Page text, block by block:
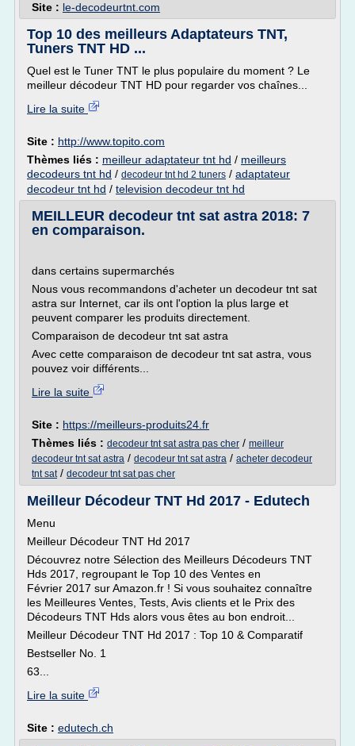
Site : le-decodeurtnt.com
Top 10 des meilleurs Adaptateurs TNT,
Tuners TNT HD ...
Quel est le Tuner TNT le plus populaire du moment ? Le
meilleur décodeur TNT HD pour regarder vos chaînes...
Lire la suite
Site : http://www.topito.com
Thèmes liés : meilleur adaptateur tnt hd / meilleurs
decodeurs tnt hd / decodeur tnt hd 2 tuners / adaptateur
decodeur tnt hd / television decodeur tnt hd
MEILLEUR decodeur tnt sat astra 2018: 7
en comparaison.
dans certains supermarchés
Nous vous recommandons d'acheter un decodeur tnt sat
astra sur Internet, car ils ont l'option la plus large et
peuvent comparer les produits directement.
Comparaison de decodeur tnt sat astra
Avec cette comparaison de decodeur tnt sat astra, vous
pouvez voir différents...
Lire la suite
Site : https://meilleurs-produits24.fr
Thèmes liés : decodeur tnt sat astra pas cher / meilleur
decodeur tnt sat astra / decodeur tnt sat astra / acheter decodeur
tnt sat/ decodeur tnt sat pas cher
Meilleur Décodeur TNT Hd 2017 - Edutech
Menu
Meilleur Décodeur TNT Hd 2017
Découvrez notre Sélection des Meilleurs Décodeurs TNT
Hds 2017, regroupant le Top 10 des Ventes en
Février 2017 sur Amazon.fr ! Si vous souhaitez connaître
les Meilleures Ventes, Tests, Avis clients et le Prix des
Décodeurs TNT Hds alors vous êtes au bon endroit...
Meilleur Décodeur TNT Hd 2017 : Top 10 & Comparatif
Bestseller No. 1
63...
Lire la suite
Site : edutech.ch